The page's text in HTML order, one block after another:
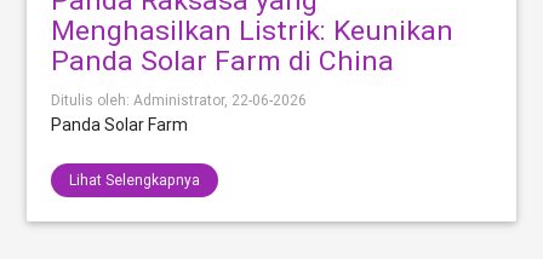
Menghasilkan Listrik: Keunikan
Panda Solar Farm di China
Ditulis oleh: Administrator, 22-06-2026
Panda Solar Farm
Lihat Selengkapnya